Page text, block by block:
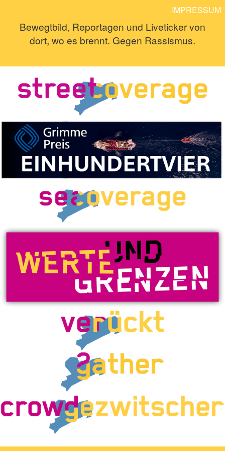
Bewegtbild, Reportagen und Liveticker von
dort, wo es brennt. Gegen Rassismus.
IMPRESSUM